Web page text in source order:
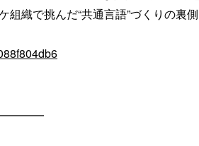
組織で挑んだ“共通言語”づくりの裏